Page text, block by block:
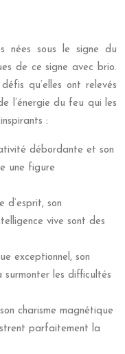
nées sous le signe du
de ce signe avec brio.
qu’elles ont relevés
l’énergie du feu qui les
:
débordante et son
une figure
d’esprit, son
vive sont des
exceptionnel, son
les difficultés
charisme magnétique
parfaitement la